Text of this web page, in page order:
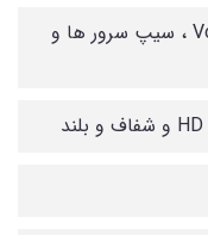
امکان استفاده در تمام پروژه های VoIP ، سیپ سرور ها و